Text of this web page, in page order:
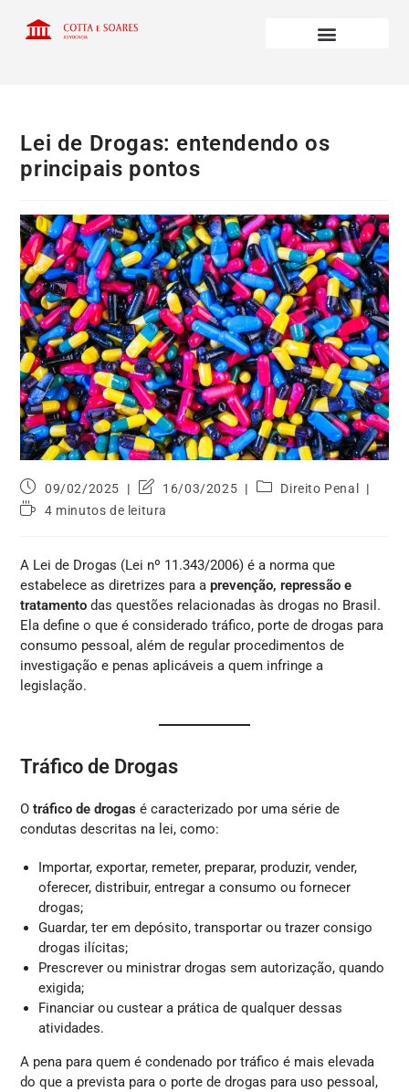
Lei de Drogas: entendendo os
principais pontos
09/02/2025 16/03/2025
Direito Penal
4 minutos de leitura
A Lei de Drogas (Lei nº 11.343/2006) é a norma que
estabelece as diretrizes para aprevenção, repressão e
tratamento das questões relacionadas às drogas no Brasil.
Ela define o que é considerado tráfico, porte de drogas para
consumo pessoal, além de regular procedimentos de
investigação e penas aplicáveis a quem infringe a
legislação.
Tráfico de Drogas
Otráfico de drogas é caracterizado por uma série de
condutas descritas na lei, como:
Importar, exportar, remeter, preparar, produzir, vender,
oferecer, distribuir, entregar a consumo ou fornecer
drogas;
Guardar, ter em depósito, transportar ou trazer consigo
drogas ilícitas;
Prescrever ou ministrar drogas sem autorização, quando
exigida;
Financiar ou custear a prática de qualquer dessas
atividades.
A pena para quem é condenado por tráfico é mais elevada
do que a prevista para o porte de drogas para uso pessoal,